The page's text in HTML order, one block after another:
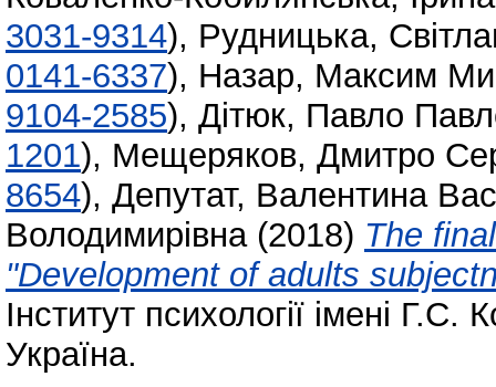
3031-9314), Рудницька,
0141-6337), Назар, Максим
9104-2585), Дітюк, Павло
1201), Мещеряков, Дмитро
8654), Депутат, Валентина
Володимирівна(2018) The
"Development of adults
Інститут психології імені
Україна.